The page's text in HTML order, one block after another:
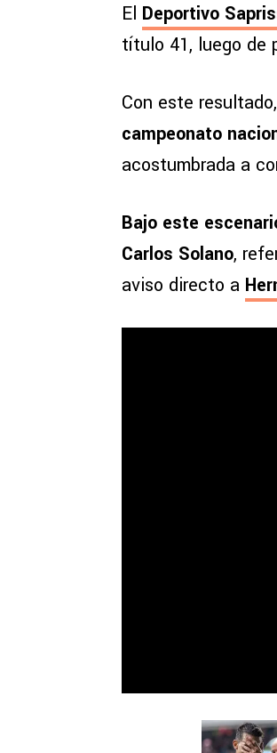
El Deportivo
título 41, luego de
Con este
campeonato
acostumbrada a
Bajo este
Carlos Solano,
aviso directo a